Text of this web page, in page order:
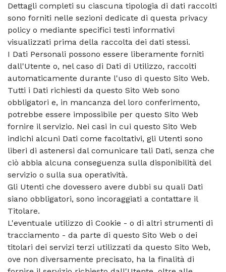
Dettagli completi su ciascuna tipologia di dati raccolti
sono forniti nelle sezioni dedicate di questa privacy
policy o mediante specifici testi informativi
visualizzati prima della raccolta dei dati stessi.
I Dati Personali possono essere liberamente forniti
dall'Utente o, nel caso di Dati di Utilizzo, raccolti
automaticamente durante l'uso di questo Sito Web.
Tutti i Dati richiesti da questo Sito Web sono
obbligatori e, in mancanza del loro conferimento,
potrebbe essere impossibile per questo Sito Web
fornire il servizio. Nei casi in cui questo Sito Web
indichi alcuni Dati come facoltativi, gli Utenti sono
liberi di astenersi dal comunicare tali Dati, senza che
ciò abbia alcuna conseguenza sulla disponibilità del
servizio o sulla sua operatività.
Gli Utenti che dovessero avere dubbi su quali Dati
siano obbligatori, sono incoraggiati a contattare il
Titolare.
L'eventuale utilizzo di Cookie - o di altri strumenti di
tracciamento - da parte di questo Sito Web o dei
titolari dei servizi terzi utilizzati da questo Sito Web,
ove non diversamente precisato, ha la finalità di